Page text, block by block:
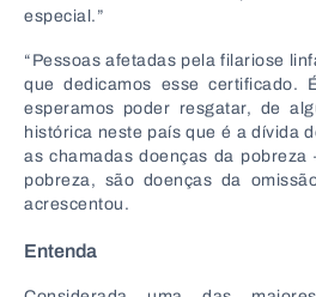
especial.”
“Pessoas afetadas pela filariose
que dedicamos esse certificado.
esperamos poder resgatar, de
histórica neste país que é a dívida
as chamadas doenças da pobreza
pobreza, são doenças da
acrescentou.
Entenda